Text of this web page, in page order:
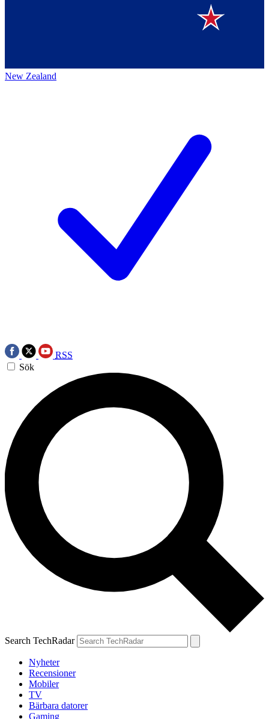
New Zealand
RSS
Sök
Search TechRadar
Nyheter
Recensioner
Mobiler
TV
Bärbara datorer
Gaming